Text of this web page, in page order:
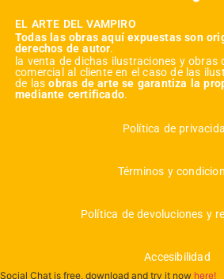
EL ARTE DEL VAMPIRO
Todas las obras aquí expuestas son
derechos de autor.
la venta de dichas ilustraciones y obras
comercial al cliente en el caso de las
de lasobras de arte se garantiza la
mediante certificado.
Política de
Términos y
Política de devoluciones y
Accesibilidad
Social Chat is free, download and try it now here!